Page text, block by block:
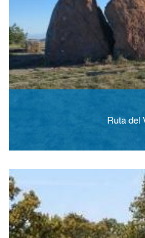
Ruta del